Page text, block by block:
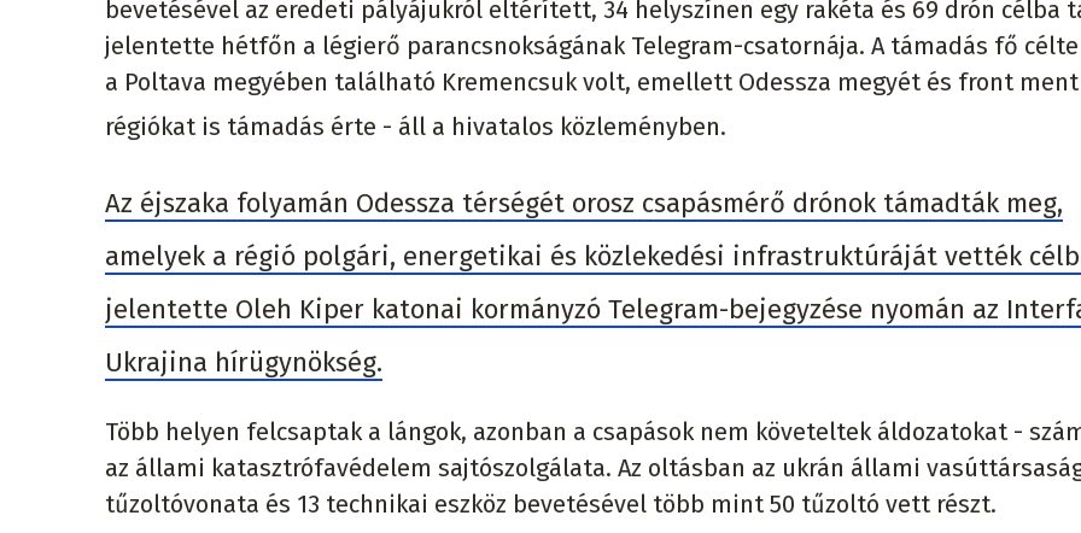
bevetésével az eredeti pályájukról eltérített, 34 helyszínen egy rakéta és 69 drón célba
jelentette hétfőn a légierő parancsnokságának Telegram-csatornája. A támadás fő
a Poltava megyében található Kremencsuk volt, emellett Odessza megyét és front
régiókat is támadás érte - áll a hivatalos közleményben.
Az éjszaka folyamán Odessza térségét orosz csapásmérő drónok támadták meg,
amelyek a régió polgári, energetikai és közlekedési infrastruktúráját vették
jelentette Oleh Kiper katonai kormányzó Telegram-bejegyzése nyomán az
Ukrajina hírügynökség.
Több helyen felcsaptak a lángok, azonban a csapások nem követeltek áldozatokat -
az állami katasztrófavédelem sajtószolgálata. Az oltásban az ukrán állami
tűzoltóvonata és 13 technikai eszköz bevetésével több mint 50 tűzoltó vett részt.